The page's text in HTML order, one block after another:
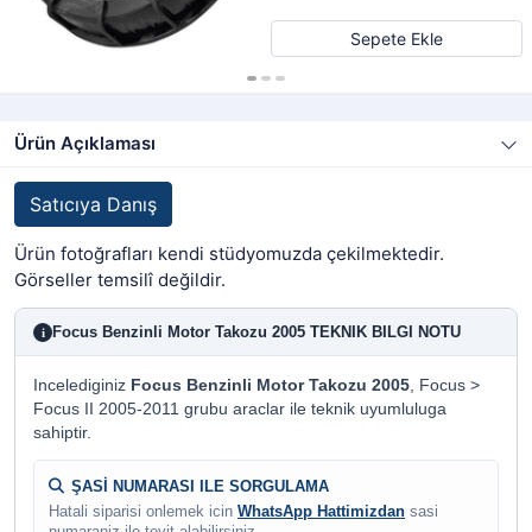
Sepete Ekle
Ürün Açıklaması
Satıcıya Danış
Ürün fotoğrafları kendi stüdyomuzda çekilmektedir.
Görseller temsilî değildir.
i Focus Benzinli Motor Takozu 2005 TEKNIK BILGI NOTU
Incelediginiz Focus Benzinli Motor Takozu 2005, Focus >
Focus II 2005-2011 grubu araclar ile teknik uyumluluga
sahiptir.
ŞASİ NUMARASI ILE SORGULAMA
Hatali siparisi onlemek icin WhatsApp Hattimizdan sasi